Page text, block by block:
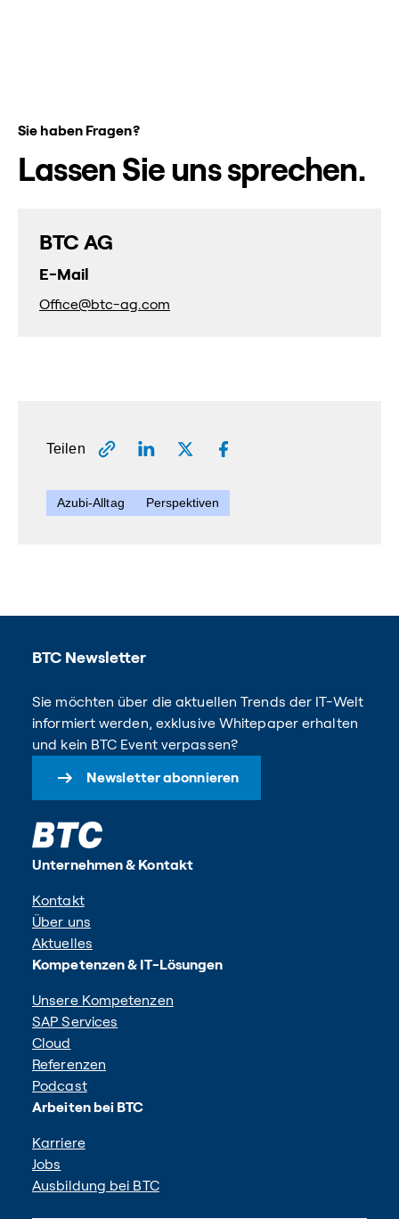
Sie haben Fragen?
Lassen Sie uns sprechen.
BTC AG
E-Mail
Office@btc-ag.com
Teilen
Azubi-Alltag Perspektiven
BTC Newsletter
Sie möchten über die aktuellen Trends der IT-Welt
informiert werden, exklusive Whitepaper erhalten
und kein BTC Event verpassen?
Newsletter abonnieren
Unternehmen & Kontakt
Kontakt
Über uns
Aktuelles
Kompetenzen & IT-Lösungen
Unsere Kompetenzen
SAP Services
Cloud
Referenzen
Podcast
Arbeiten bei BTC
Karriere
Jobs
Ausbildung bei BTC